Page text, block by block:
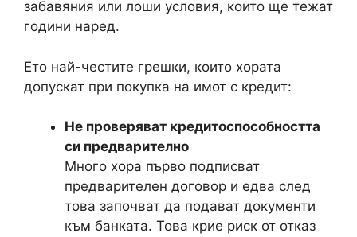
забавяния или лоши условия, които ще тежат
години наред.
Ето най-честите грешки, които хората
допускат при покупка на имот с кредит:
Не проверяват кредитоспособността
си предварително
Много хора първо подписват
предварителен договор и едва след
това започват да подават документи
към банката. Това крие риск от отказ